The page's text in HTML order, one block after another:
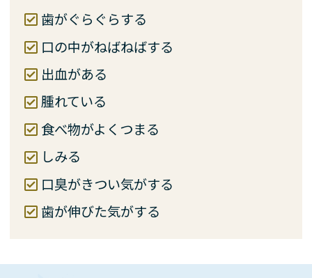
歯がぐらぐらする
口の中がねばねばする
出血がある
腫れている
食べ物がよくつまる
しみる
口臭がきつい気がする
歯が伸びた気がする